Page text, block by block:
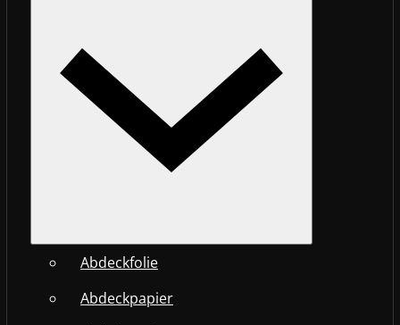
Abdeckfolie
Abdeckpapier